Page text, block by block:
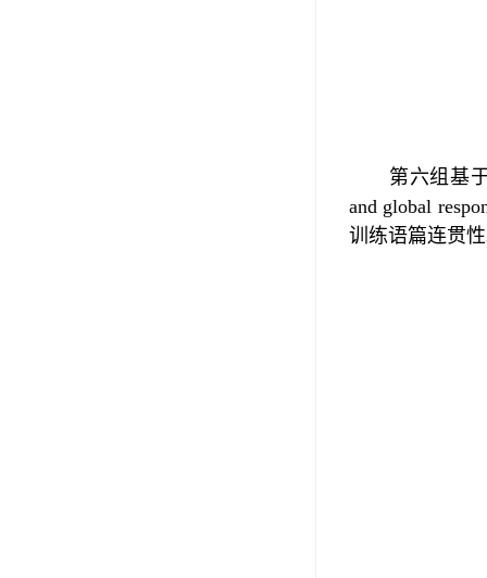
第六组基
and global
训练语篇连贯